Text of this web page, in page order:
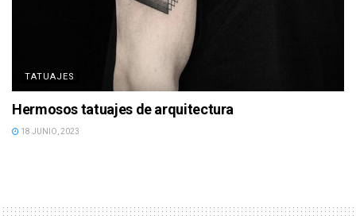
TATUAJES
Hermosos tatuajes de arquitectura
18 JUNIO, 2023